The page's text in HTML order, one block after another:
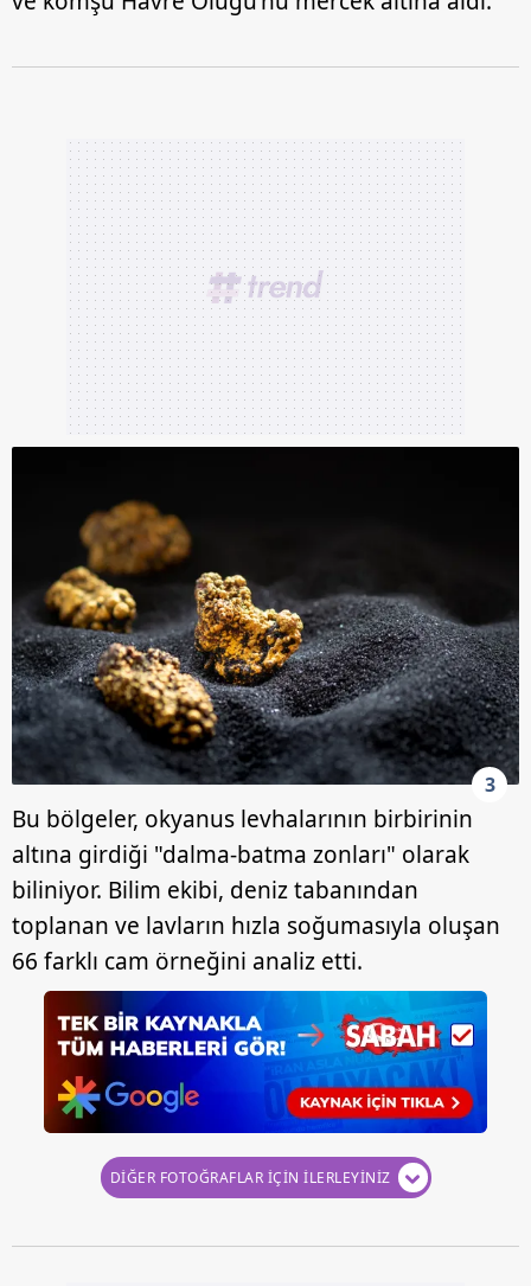
3
Bu bölgeler, okyanus levhalarının birbirinin
altına girdiği "dalma-batma zonları" olarak
biliniyor. Bilim ekibi, deniz tabanından
toplanan ve lavların hızla soğumasıyla oluşan
66 farklı cam örneğini analiz etti.
DİĞER FOTOĞRAFLAR İÇİN İLERLEYİNİZ